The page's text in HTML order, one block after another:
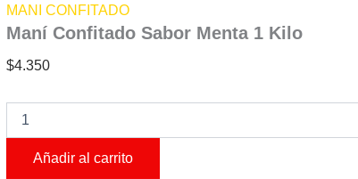
MANI CONFITADO
Maní Confitado Sabor Menta 1 Kilo
$4.350
Maní
Confitado
MentaAñadir al carrito